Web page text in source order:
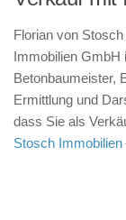
Florian von
Immobilien GmbH
Betonbaumeister,
Ermittlung und
dass Sie als
Stosch Immobilien